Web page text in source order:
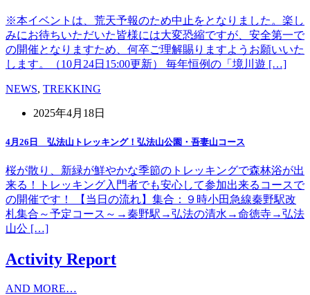
※本イベントは、荒天予報のため中止をとなりました。楽し
みにお待ちいただいた皆様には大変恐縮ですが、安全第一で
の開催となりますため、何卒ご理解賜りますようお願いいた
します。（10月24日15:00更新） 毎年恒例の「境川遊 […]
NEWS, TREKKING
2025年4月18日
4月26日 弘法山トレッキング！弘法山公園・吾妻山コース
桜が散り、新緑が鮮やかな季節のトレッキングで森林浴が出
来る！トレッキング入門者でも安心して参加出来るコースで
の開催です！ 【当日の流れ】集合：９時小田急線秦野駅改
札集合～予定コース～→秦野駅→弘法の清水→命徳寺→弘法
山公 […]
Activity Report
AND MORE…